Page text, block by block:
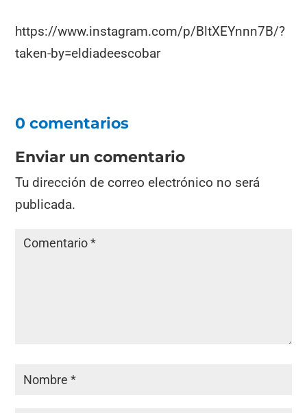
https://www.instagram.com/p/BltXEYnnn7B/?
taken-by=eldiadeescobar
0 comentarios
Enviar un comentario
Tu dirección de correo electrónico no será
publicada.